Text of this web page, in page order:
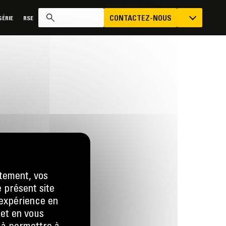
RSE CONTACTEZ-NOUS
LA DEMANDE
vos
présent site
en
en vous